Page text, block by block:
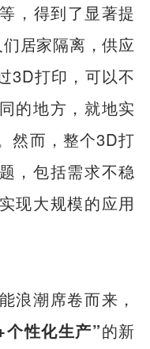
等，得到了显著提
居家隔离，供应
3D打印，可以不
的地方，就地实
然而，整个3D打
，包括需求不稳
现大规模的应用
浪潮席卷而来，
个性化生产”的新